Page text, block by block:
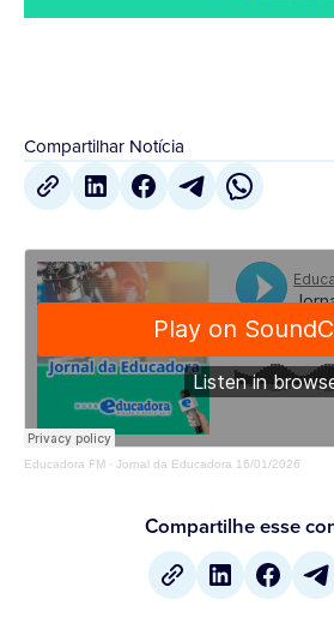
Compartilhar Notícia
Educadora FM · Jornal da Educadora 16/01/2026
Compartilhe esse